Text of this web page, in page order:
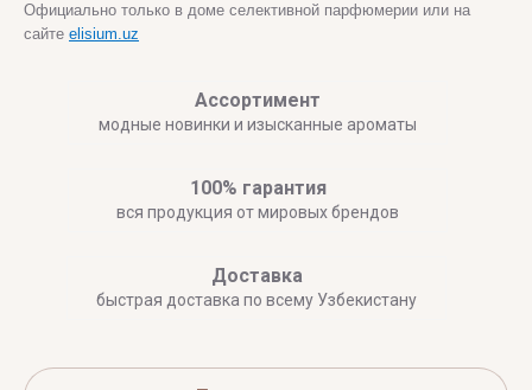
Официально только в доме селективной парфюмерии или на
сайте elisium.uz
Ассортимент
модные новинки и изысканные ароматы
100% гарантия
вся продукция от мировых брендов
Доставка
быстрая доставка по всему Узбекистану